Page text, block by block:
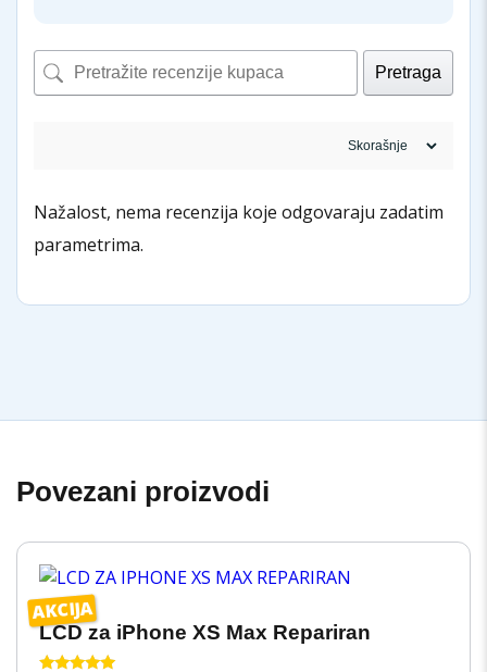
Pretraga
Nažalost, nema recenzija koje odgovaraju zadatim
parametrima.
Povezani proizvodi
AKCIJA
LCD za iPhone XS Max Repariran